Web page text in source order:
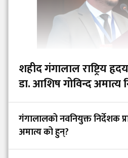
शहीद गंगालाल राष्ट्रिय
डा. आशिष गोविन्द अमात्य
गंगालालको नवनियुक्त निर्देशक
अमात्य को हुन्?